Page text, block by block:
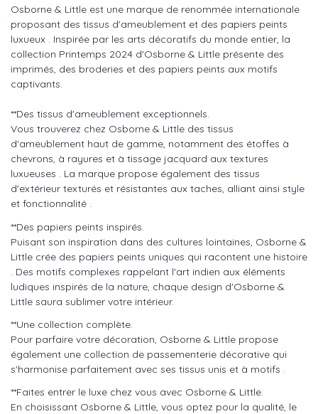
Osborne & Little est une marque de renommée internationale
proposant des tissus d'ameublement et des papiers peints
luxueux . Inspirée par les arts décoratifs du monde entier, la
collection Printemps 2024 d'Osborne & Little présente des
imprimés, des broderies et des papiers peints aux motifs
captivants.
**Des tissus d'ameublement exceptionnels.
Vous trouverez chez Osborne & Little des tissus
d'ameublement haut de gamme, notamment des étoffes à
chevrons, à rayures et à tissage jacquard aux textures
luxueuses . La marque propose également des tissus
d'extérieur texturés et résistantes aux taches, alliant ainsi style
et fonctionnalité .
**Des papiers peints inspirés.
Puisant son inspiration dans des cultures lointaines, Osborne &
Little crée des papiers peints uniques qui racontent une histoire
. Des motifs complexes rappelant l'art indien aux éléments
ludiques inspirés de la nature, chaque design d'Osborne &
Little saura sublimer votre intérieur.
**Une collection complète.
Pour parfaire votre décoration, Osborne & Little propose
également une collection de passementerie décorative qui
s'harmonise parfaitement avec ses tissus unis et à motifs .
**Faites entrer le luxe chez vous avec Osborne & Little.
En choisissant Osborne & Little, vous optez pour la qualité, le